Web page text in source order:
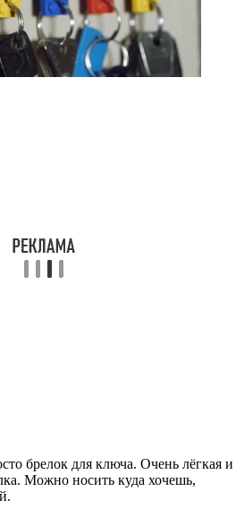
брелок для ключа. Очень лёгкая и
Можно носить куда хочешь,